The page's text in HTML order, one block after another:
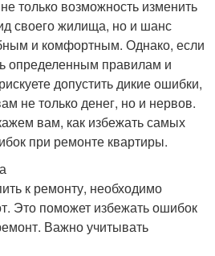
только возможность изменить
своего жилища, но и шанс
и комфортным. Однако, если
определенным правилам и
допустить дикие ошибки,
не только денег, но и нервов.
вам, как избежать самых
при ремонте квартиры.
к ремонту, необходимо
Это поможет избежать ошибок
Важно учитывать